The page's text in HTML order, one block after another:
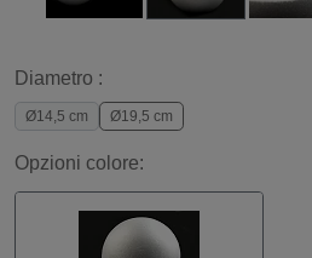
Diametro :
Ø14,5 cm Ø19,5 cm
Opzioni colore: